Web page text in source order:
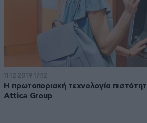
11·12·2019 17:12
Η πρωτοποριακή τεχνολογία
Attica Group